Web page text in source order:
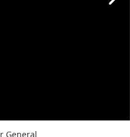
General